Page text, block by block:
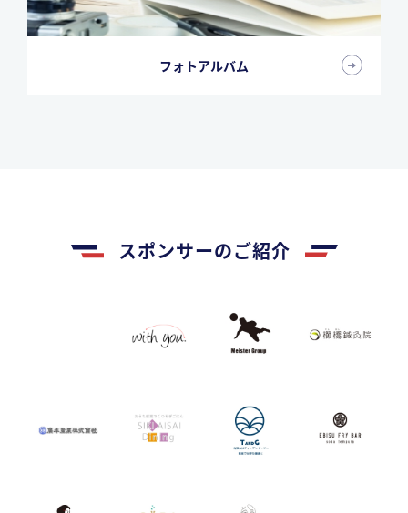
フォトアルバム
スポンサーのご紹介